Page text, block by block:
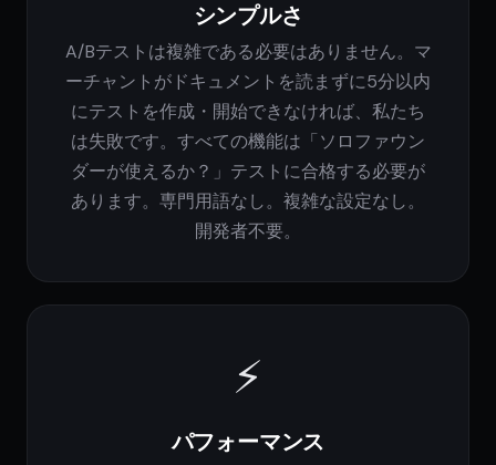
シンプルさ
A/Bテストは複雑である必要はありません。マ
ーチャントがドキュメントを読まずに5分以内
にテストを作成・開始できなければ、私たち
は失敗です。すべての機能は「ソロファウン
ダーが使えるか？」テストに合格する必要が
あります。専門用語なし。複雑な設定なし。
開発者不要。
⚡
パフォーマンス